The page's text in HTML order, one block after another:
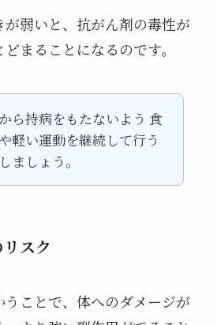
が弱いと、抗がん剤の毒性が
まることになるのです。
ら持病をもたないよう 食
軽い運動を継続して行う
ましょう。
スク
ことで、体へのダメージが